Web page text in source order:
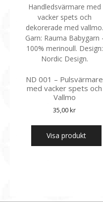
ND 001 – Pulsvärmare
med vacker spets och
Vallmo
35,00kr
Visa produkt